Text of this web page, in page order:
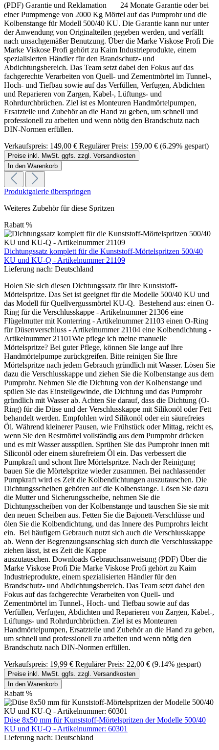
(PDF) Garantie und Reklamation 24 Monate Garantie oder bei
einer Pumpmenge von 2000 Kg Mörtel auf das Pumprohr und die
Kolbenstange für Modell 500/40 KU. Die Garantie kann nur unter
der Anwendung von Originalteilen gegeben werden, und verfällt
nach unsachgemäßer Benutzung. Über die Marke Viskose Profi Die
Marke Viskose Profi gehört zu Kaim Industrieprodukte, einem
spezialisierten Händler für den Brandschutz- und
Abdichtungsbereich. Das Team setzt dabei den Fokus auf das
fachgerechte Verarbeiten von Quell- und Zementmörtel im Tunnel-,
Hoch- und Tiefbau sowie auf das Verfüllen, Verfugen, Abdichten
und Reparieren von Zargen, Kabel-, Lüftungs- und
Rohrdurchbrüchen. Ziel ist es Monteuren Handmörtelpumpen,
Ersatzteile und Zubehör an die Hand zu geben, um schnell und
professionell zu arbeiten und wenn nötig den Brandschutz nach
DIN-Normen erfüllen.
Verkaufspreis: 149,00 € Regulärer Preis: 159,00 € (6.29% gespart)
Preise inkl. MwSt. ggfs. zzgl. Versandkosten
In den Warenkorb
Produktgalerie überspringen
Weiteres Zubehör für diese Spritzen
Rabatt %
Dichtungssatz komplett für die Kunststoff-Mörtelspritzen 500/40
KU und KU-Q - Artikelnummer 21109
Lieferung nach: Deutschland
Holen Sie sich diesen Dichtungssatz für Ihre Kunststoff-
Mörtelspritze. Das Set ist geeignet für die Modelle 500/40 KU und
das Modell für Quellvergussmörtel KU-Q. Bestehend aus: einen O-
Ring für die Verschlusskappe - Artikelnummer 21306 eine
Flügelmutter mit Konterring - Artikelnummer 21103 einen O-Ring
für Düsenverschluss - Artikelnummer 21104 eine Kolbendichtung -
Artikelnummer 21101Wie pflege ich meine manuelle
Mörtelspritze? Bei guter Pflege, können Sie lange auf Ihre
Handmörtelpumpe zurückgreifen. Bitte reinigen Sie Ihre
Mörtelspritze nach jedem Gebrauch gründlich mit Wasser. Lösen Sie
dazu die Verschlusskappe und ziehen Sie die Kolbenstange aus dem
Pumprohr. Nehmen Sie die Dichtung von der Kolbenstange und
spülen Sie das Einstellgewinde, die Dichtung und das Pumprohr
gründlich mit Wasser ab. Achten Sie darauf, dass die Dichtung (O-
Ring) für die Düse und der Verschlusskappe mit Silikonöl oder Fett
behandelt werden. Empfohlen wird Silikonöl oder ein säurefreies
Öl. Während kleinerer Pausen, wie Frühstück oder Mittag, reicht es,
wenn Sie den Restmörtel vollständig aus dem Pumprohr drücken
und es mit Wasser ausspülen. Sprühen Sie das Pumprohr innen mit
Siliconöl oder einem säurefreiem Öl ein. Das verbessert die
Pumpkraft und schont Ihre Mörtelspritze. Nach der Reinigung
bauen Sie die Mörtelspritze wieder zusammen. Bei nachlassender
Pumpkraft wird es Zeit die Kolbendichtungen auszutauschen. Die
Dichtungsscheiben gehören auf die Kolbenstange. Lösen Sie dazu
die Mutter und Sicherungsscheibe, nehmen Sie die
Dichtungsscheiben von der Kolbenstange und tauschen Sie sie mit
den neuen Scheiben aus. Fetten Sie die Bajonett-Verschlüsse und
ölen Sie die Kolbendichtung, und das Innere des Pumprohrs leicht
ein. Bei häufigem Gebrauch nutzt sich auch die Verschlusskappe
ab. Wenn der Begrenzungsanschlag sich durch die Verschlusskappe
ziehen lässt, ist es Zeit die Kappe
auszutauschen. Downloads Gebrauchsanweisung (PDF) Über die
Marke Viskose Profi Die Marke Viskose Profi gehört zu Kaim
Industrieprodukte, einem spezialisierten Händler für den
Brandschutz- und Abdichtungsbereich. Das Team setzt dabei den
Fokus auf das fachgerechte Verarbeiten von Quell- und
Zementmörtel im Tunnel-, Hoch- und Tiefbau sowie auf das
Verfüllen, Verfugen, Abdichten und Reparieren von Zargen, Kabel-,
Lüftungs- und Rohrdurchbrüchen. Ziel ist es Monteuren
Handmörtelpumpen, Ersatzteile und Zubehör an die Hand zu geben,
um schnell und professionell zu arbeiten und wenn nötig den
Brandschutz nach DIN-Normen erfüllen.
Verkaufspreis: 19,99 € Regulärer Preis: 22,00 € (9.14% gespart)
Preise inkl. MwSt. ggfs. zzgl. Versandkosten
In den Warenkorb
Rabatt %
Düse 8x50 mm für Kunststoff-Mörtelspritzen der Modelle 500/40
KU und KU-Q - Artikelnummer: 60301
Lieferung nach: Deutschland